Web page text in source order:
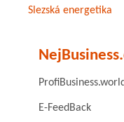
Slezská energetika
E-FeedBack